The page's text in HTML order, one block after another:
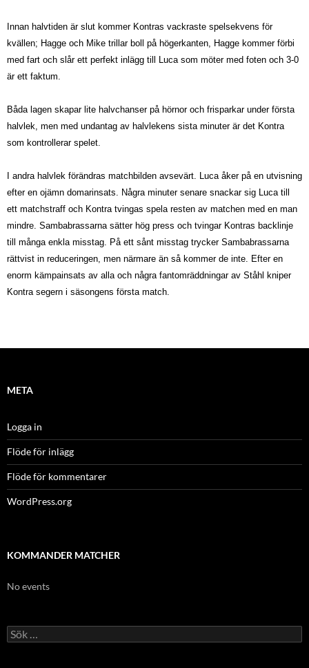
Innan halvtiden är slut kommer Kontras vackraste spelsekvens för
kvällen; Hagge och Mike trillar boll på högerkanten, Hagge kommer förbi
med fart och slår ett perfekt inlägg till Luca som möter med foten och 3-0
är ett faktum.
Båda lagen skapar lite halvchanser på hörnor och frisparkar under första
halvlek, men med undantag av halvlekens sista minuter är det Kontra
som kontrollerar spelet.
I andra halvlek förändras matchbilden avsevärt. Luca åker på en utvisning
efter en ojämn domarinsats. Några minuter senare snackar sig Luca till
ett matchstraff och Kontra tvingas spela resten av matchen med en man
mindre. Sambabrassarna sätter hög press och tvingar Kontras backlinje
till många enkla misstag. På ett sånt misstag trycker Sambabrassarna
rättvist in reduceringen, men närmare än så kommer de inte. Efter en
enorm kämpainsats av alla och några fantomräddningar av Ståhl kniper
Kontra segern i säsongens första match.
META
Logga in
Flöde för inlägg
Flöde för kommentarer
WordPress.org
KOMMANDER MATCHER
No events
Sök
efter: